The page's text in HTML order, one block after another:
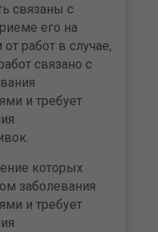
связаны с
его на
работ в случае,
связано с
и требует
которых
заболевания
и требует